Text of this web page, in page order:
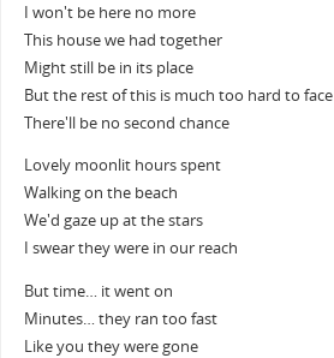
I won't be here no more
This house we had together
Might still be in its place
But the rest of this is much too hard to face
There'll be no second chance
Lovely moonlit hours spent
Walking on the beach
We'd gaze up at the stars
I swear they were in our reach
But time… it went on
Minutes… they ran too fast
Like you they were gone